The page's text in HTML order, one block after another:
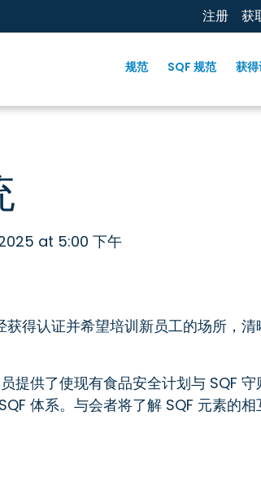
注册 获
规范 SQF 规范 获
at 5:00 下午
得认证并希望培训新员工的场所，
提供了使现有食品安全计划与 SQF 守
体系。与会者将了解 SQF 元素的